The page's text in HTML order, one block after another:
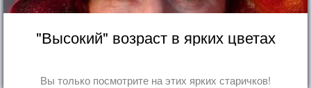
"Высокий" возраст в ярких цветах
Вы только посмотрите на этих ярких старичков!